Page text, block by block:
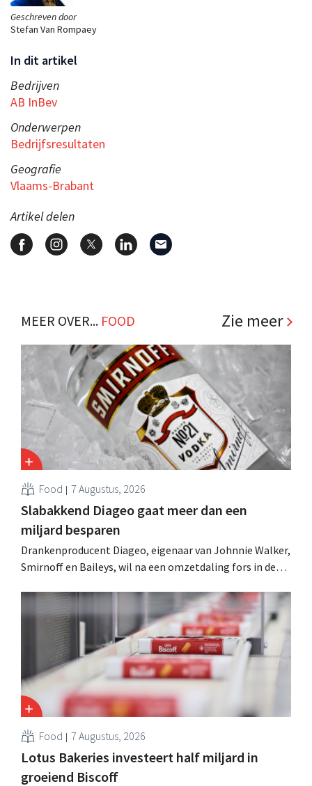
Geschreven door
Stefan Van Rompaey
In dit artikel
Bedrijven
AB InBev
Onderwerpen
Bedrijfsresultaten
Geografie
Vlaams-Brabant
Artikel delen
MEER OVER... FOOD Zie meer
Food 7 Augustus, 2026
Slabakkend Diageo gaat meer dan een
miljard besparen
Drankenproducent Diageo, eigenaar van Johnnie Walker,
Smirnoff en Baileys, wil na een omzetdaling fors in de
andere Guiness en voorgemixte cocktails.
Food 7 Augustus, 2026
Lotus Bakeries investeert half miljard in
groeiend Biscoff